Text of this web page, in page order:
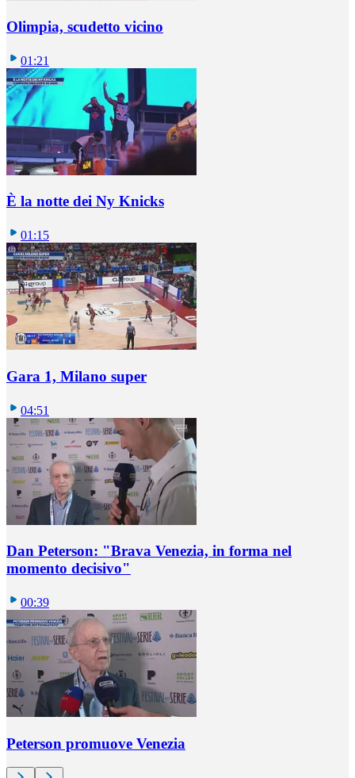
Olimpia, scudetto vicino
01:21
È la notte dei Ny Knicks
01:15
Gara 1, Milano super
04:51
Dan Peterson: "Brava Venezia, in forma nel
momento decisivo"
00:39
Peterson promuove Venezia